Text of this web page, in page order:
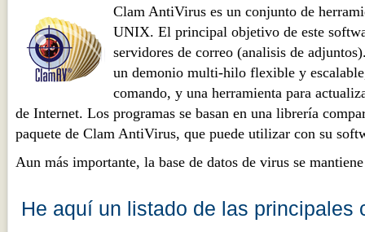
Clam AntiVirus es un conjunto de
UNIX. El principal objetivo de este
servidores de correo (analisis de
un demonio multi-hilo flexible y
comando, y una herramienta para
de Internet. Los programas se basan en una librería
paquete de Clam AntiVirus, que puede utilizar con su
Aun más importante, la base de datos de virus se
He aquí un listado de las principales